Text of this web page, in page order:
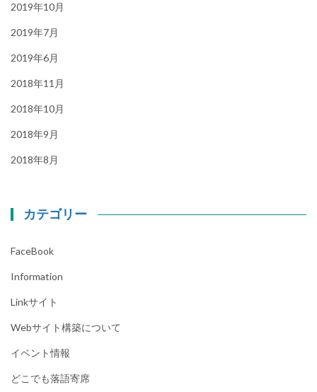
2019年10月
2019年7月
2019年6月
2018年11月
2018年10月
2018年9月
2018年8月
カテゴリー
FaceBook
Information
Linkサイト
Webサイト構築について
イベント情報
どこでも落語寄席